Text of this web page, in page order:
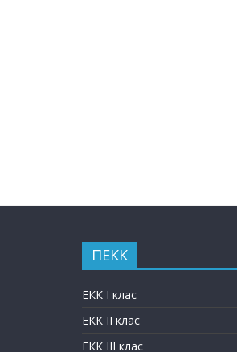
ПЕКК
ЕКК I клас
ЕКК II клас
ЕКК III клас